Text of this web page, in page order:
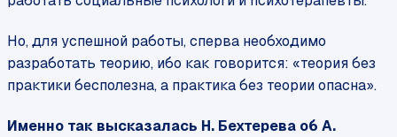
Но, для успешной работы, сперва необходимо
разработать теорию, ибо как говорится: «теория без
практики бесполезна, а практика без теории опасна».
Именно так высказалась Н. Бехтерева об А.